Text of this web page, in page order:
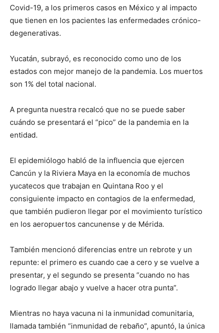
Covid-19, a los primeros casos en México y al impacto
que tienen en los pacientes las enfermedades crónico-
degenerativas.
Yucatán, subrayó, es reconocido como uno de los
estados con mejor manejo de la pandemia. Los muertos
son 1% del total nacional.
A pregunta nuestra recalcó que no se puede saber
cuándo se presentará el “pico” de la pandemia en la
entidad.
El epidemiólogo habló de la influencia que ejercen
Cancún y la Riviera Maya en la economía de muchos
yucatecos que trabajan en Quintana Roo y el
consiguiente impacto en contagios de la enfermedad,
que también pudieron llegar por el movimiento turístico
en los aeropuertos cancunense y de Mérida.
También mencionó diferencias entre un rebrote y un
repunte: el primero es cuando cae a cero y se vuelve a
presentar, y el segundo se presenta “cuando no has
logrado llegar abajo y vuelve a hacer otra punta”.
Mientras no haya vacuna ni la inmunidad comunitaria,
llamada también “inmunidad de rebaño”, apuntó, la única